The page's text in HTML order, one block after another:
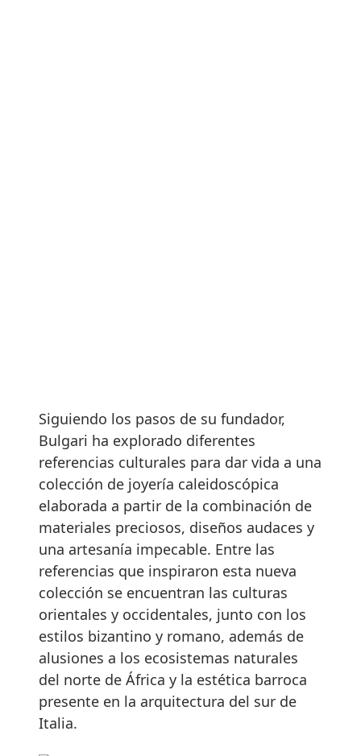
Siguiendo los pasos de su fundador,
Bulgari ha explorado diferentes
referencias culturales para dar vida a una
colección de joyería caleidoscópica
elaborada a partir de la combinación de
materiales preciosos, diseños audaces y
una artesanía impecable. Entre las
referencias que inspiraron esta nueva
colección se encuentran las culturas
orientales y occidentales, junto con los
estilos bizantino y romano, además de
alusiones a los ecosistemas naturales
del norte de África y la estética barroca
presente en la arquitectura del sur de
Italia.